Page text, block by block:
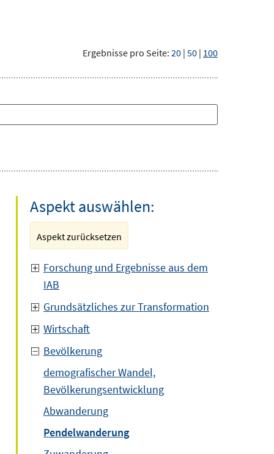
Ergebnisse pro Seite: 20 | 50 | 100
Aspekt auswählen:
Aspekt zurücksetzen
Forschung und Ergebnisse aus dem
IAB
Grundsätzliches zur Transformation
Wirtschaft
Bevölkerung
demografischer Wandel,
Bevölkerungsentwicklung
Abwanderung
Pendelwanderung